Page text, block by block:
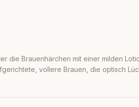
die Brauenhärchen mit einer milden
vollere Brauen, die optisch